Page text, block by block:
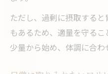
ただし、過剰に摂取する
もあるため、適量を守る
少量から始め、体調に合わ